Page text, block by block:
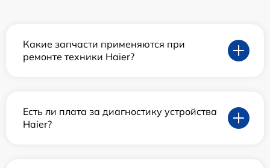
Какие запчасти применяются при
ремонте техники Haier?
Есть ли плата за диагностику устройства
Haier?